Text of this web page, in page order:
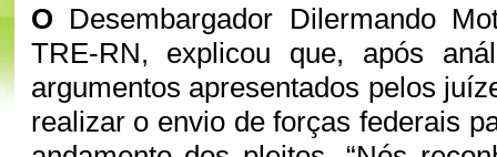
O Desembargador Dilermando
TRE-RN, explicou que, após
argumentos apresentados pelos
realizar o envio de forças federais